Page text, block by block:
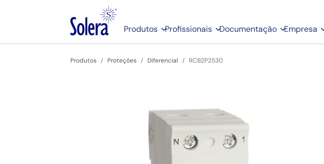
Produtos Profissionais Documentação Empresa
Produtos Proteções Diferencial RCB2P2530